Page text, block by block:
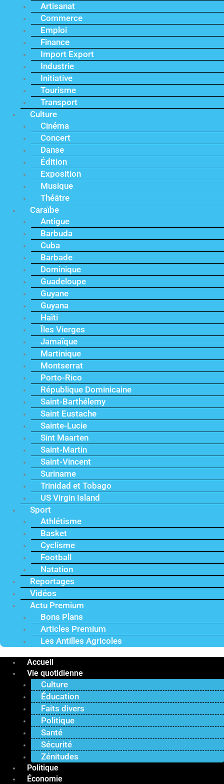
Artisanat
Commerce
Emploi
Finance
Import Export
Industrie
Initiative
Tourisme
Transport
Culture
Cinéma
Concert
Danse
Édition
Exposition
Musique
Théâtre
Caraïbe
Antigue
Barbuda
Cuba
Barbade
Dominique
Guadeloupe
Guyane
Guyana
Haïti
Îles Vierges
Jamaïque
Martinique
Montserrat
Porto-Rico
République Dominicaine
Saint-Barthélemy
Saint Eustache
Sainte-Lucie
Sint Maarten
Saint-Martin
Saint-Vincent
Suriname
Trinidad et Tobago
US Virgin Island
Sport
Athlétisme
Basket
Cyclisme
Football
Natation
Reportages
Vidéos
Actu Premium
Bons Plans
Articles Premium
Les Antilles Agricoles
Accueil
Vie quotidienne
Culture
Éducation
Faits divers
Politique
Santé
Sécurité
Zénitudes
Politique
Économie